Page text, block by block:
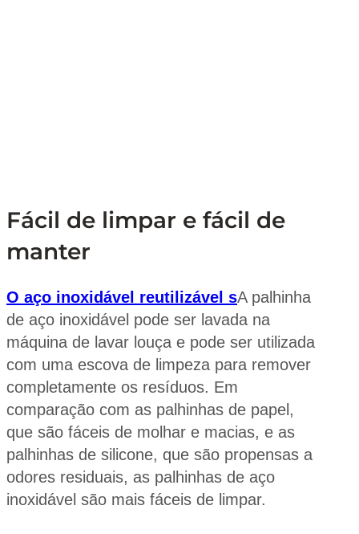
Fácil de limpar e fácil de
manter
O aço inoxidável reutilizável sA palhinha
de aço inoxidável pode ser lavada na
máquina de lavar louça e pode ser utilizada
com uma escova de limpeza para remover
completamente os resíduos. Em
comparação com as palhinhas de papel,
que são fáceis de molhar e macias, e as
palhinhas de silicone, que são propensas a
odores residuais, as palhinhas de aço
inoxidável são mais fáceis de limpar.